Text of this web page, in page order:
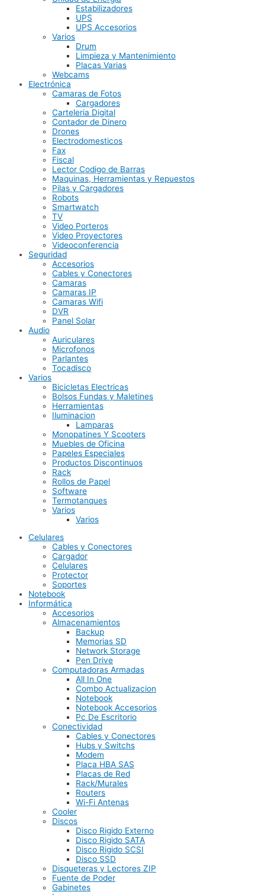
Estabilizadores
UPS
UPS Accesorios
Varios
Drum
Limpieza y Mantenimiento
Placas Varias
Webcams
Electrónica
Camaras de Fotos
Cargadores
Carteleria Digital
Contador de Dinero
Drones
Electrodomesticos
Fax
Fiscal
Lector Codigo de Barras
Maquinas, Herramientas y Repuestos
Pilas y Cargadores
Robots
Smartwatch
TV
Video Porteros
Video Proyectores
Videoconferencia
Seguridad
Accesorios
Cables y Conectores
Camaras
Camaras IP
Camaras Wifi
DVR
Panel Solar
Audio
Auriculares
Microfonos
Parlantes
Tocadisco
Varios
Bicicletas Electricas
Bolsos Fundas y Maletines
Herramientas
Iluminacion
Lamparas
Monopatines Y Scooters
Muebles de Oficina
Papeles Especiales
Productos Discontinuos
Rack
Rollos de Papel
Software
Termotanques
Varios
Varios
Celulares
Cables y Conectores
Cargador
Celulares
Protector
Soportes
Notebook
Informática
Accesorios
Almacenamientos
Backup
Memorias SD
Network Storage
Pen Drive
Computadoras Armadas
All In One
Combo Actualizacion
Notebook
Notebook Accesorios
Pc De Escritorio
Conectividad
Cables y Conectores
Hubs y Switchs
Modem
Placa HBA SAS
Placas de Red
Rack/Murales
Routers
Wi-Fi Antenas
Cooler
Discos
Disco Rigido Externo
Disco Rigido SATA
Disco Rigido SCSI
Disco SSD
Disqueteras y Lectores ZIP
Fuente de Poder
Gabinetes